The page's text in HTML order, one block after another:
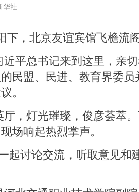
华社
下，北京友谊宾馆飞檐流
近平总书记来到这里，亲
民盟、民进、教育界委
。
，灯光璀璨，俊彦荟萃
场响起热烈掌声。
起讨论交流，听取意见和